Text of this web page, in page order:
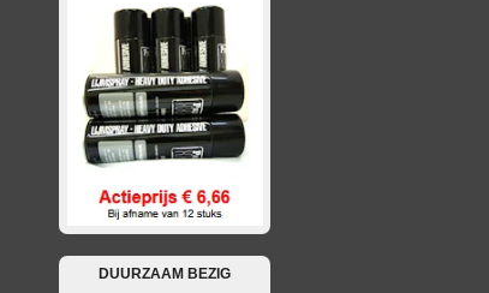
DUURZAAM BEZIG